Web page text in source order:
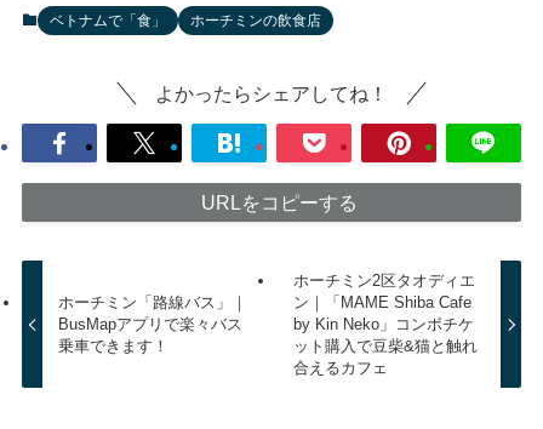
ベトナムで「食」 ホーチミンの飲食店
よかったらシェアしてね！
URLをコピーする
ホーチミン「路線バス」｜
BusMapアプリで楽々バス
乗車できます！
ホーチミン2区タオディエ
ン｜「MAME Shiba Cafe
by Kin Neko」コンボチケ
ット購入で豆柴&猫と触れ
合えるカフェ